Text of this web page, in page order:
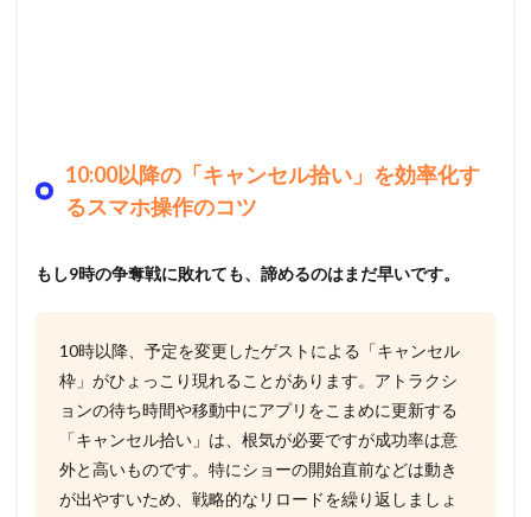
10:00以降の「キャンセル拾い」を効率化す
るスマホ操作のコツ
もし9時の争奪戦に敗れても、諦めるのはまだ早いです。
10時以降、予定を変更したゲストによる「キャンセル
枠」がひょっこり現れることがあります。アトラクシ
ョンの待ち時間や移動中にアプリをこまめに更新する
「キャンセル拾い」は、根気が必要ですが成功率は意
外と高いものです。特にショーの開始直前などは動き
が出やすいため、戦略的なリロードを繰り返しましょ